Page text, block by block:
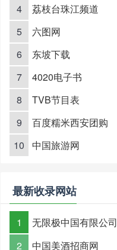
4
荔枝台珠江频道
5
六图网
6
东坡下载
7
4020电子书
8
TVB节目表
9
百度糯米西安团购
10
中国旅游网
最新收录网站
1
无限极中国有限公司
2
中国美酒招商网